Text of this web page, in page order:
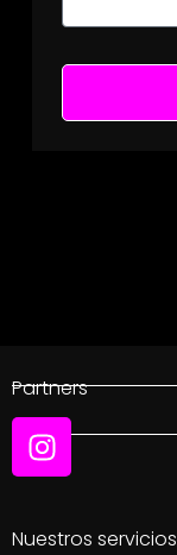
Partners
Social
Nuestros servicios